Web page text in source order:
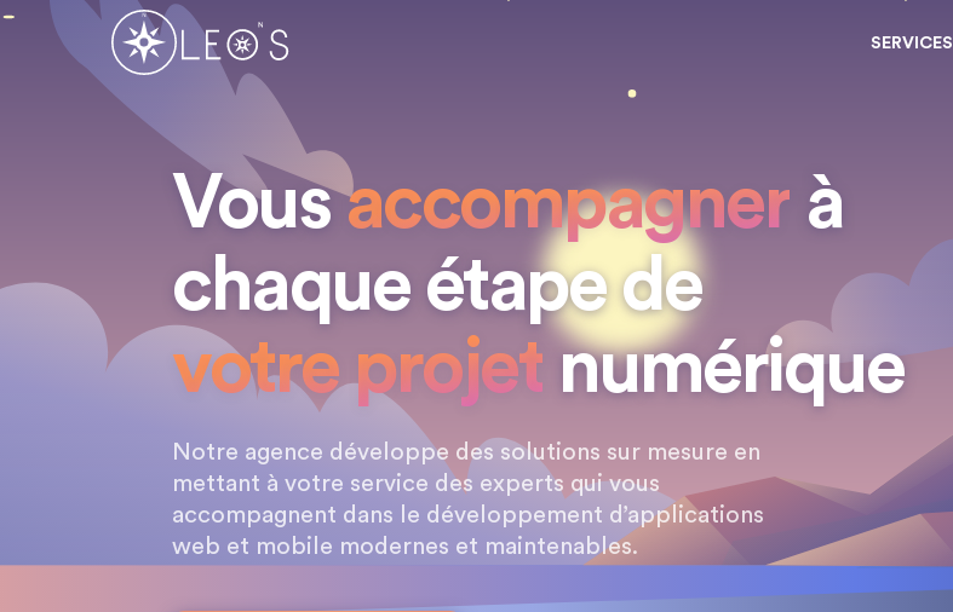
SERVICES
Vousaccompagner à
chaque étape de
votre projet numérique
Notre agence développe des solutions sur mesure en
mettant à votre service des experts qui vous
accompagnent dans le développement d’applications
web et mobile modernes et maintenables.